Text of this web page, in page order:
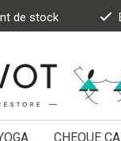
de stock
CHEQUE